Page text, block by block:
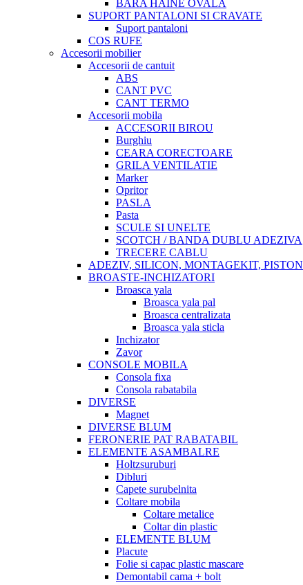
BARA HAINE OVALA
SUPORT PANTALONI SI CRAVATE
Suport pantaloni
COS RUFE
Accesorii mobilier
Accesorii de cantuit
ABS
CANT PVC
CANT TERMO
Accesorii mobila
ACCESORII BIROU
Burghiu
CEARA CORECTOARE
GRILA VENTILATIE
Marker
Opritor
PASLA
Pasta
SCULE SI UNELTE
SCOTCH / BANDA DUBLU ADEZIVA
TRECERE CABLU
ADEZIV, SILICON, MONTAGEKIT, PISTON
BROASTE-INCHIZATORI
Broasca yala
Broasca yala pal
Broasca centralizata
Broasca yala sticla
Inchizator
Zavor
CONSOLE MOBILA
Consola fixa
Consola rabatabila
DIVERSE
Magnet
DIVERSE BLUM
FERONERIE PAT RABATABIL
ELEMENTE ASAMBALRE
Holtzsuruburi
Dibluri
Capete surubelnita
Coltare mobila
Coltare metalice
Coltar din plastic
ELEMENTE BLUM
Placute
Folie si capac plastic mascare
Demontabil cama + bolt